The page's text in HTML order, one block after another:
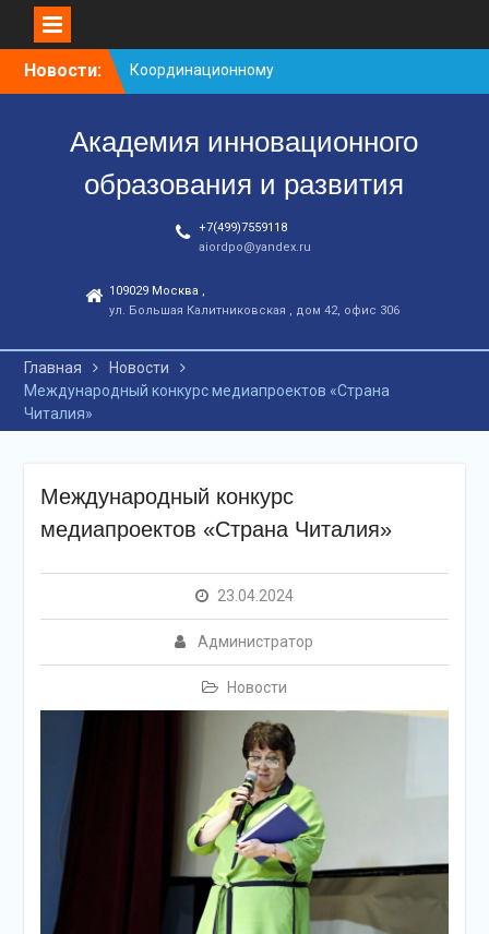
Новости:
Координационному
центру-25 лет!
группа
С юбилеем КЦ!
Академия инновационного
образования и развития
+7(499)7559118
aiordpo@yandex.ru
109029 Москва ,
ул. Большая Калитниковская , дом 42, офис 306
Главная
Новости
Международный конкурс медиапроектов «Страна
Читалия»
Международный конкурс
медиапроектов «Страна Читалия»
23.04.2024
Администратор
Новости